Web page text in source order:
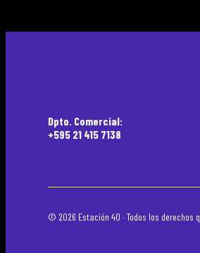
Dpto. Comercial:
+595 21 415 7138
© 2026 Estación 40 · Todos los derechos